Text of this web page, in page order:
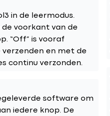
in de leermodus.
voorkant van de
“Off” is vooraf
en met de
continu verzonden.
software om
iedere knop. De